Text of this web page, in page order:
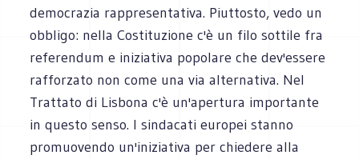
democrazia rappresentativa. Piuttosto, vedo un
obbligo: nella Costituzione c'è un filo sottile fra
referendum e iniziativa popolare che dev'essere
rafforzato non come una via alternativa. Nel
Trattato di Lisbona c'è un'apertura importante
in questo senso. I sindacati europei stanno
promuovendo un'iniziativa per chiedere alla